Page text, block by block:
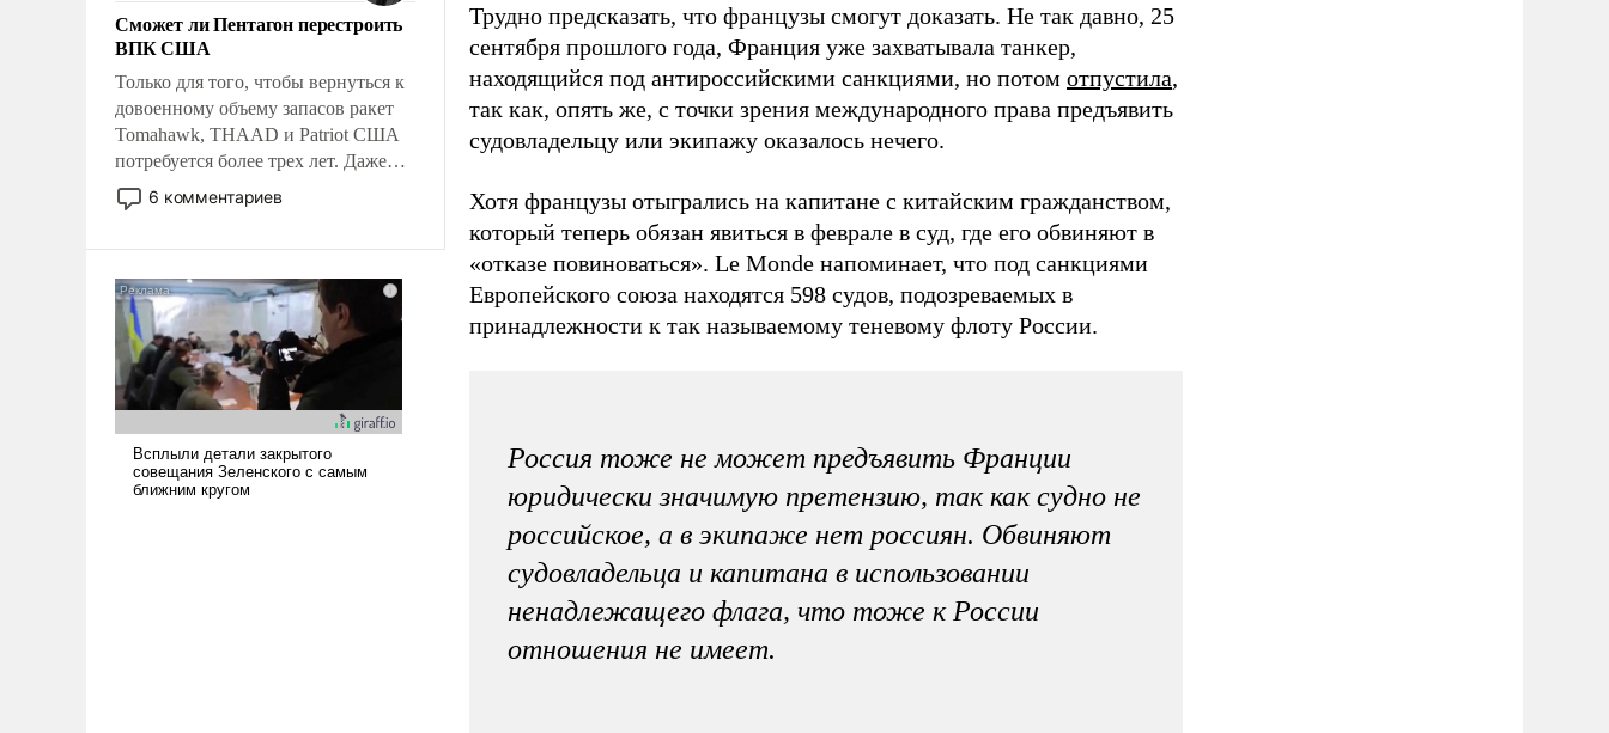
Сможет ли Пентагон перестроить
ВПК США
Только для того, чтобы вернуться к
довоенному объему запасов ракет
Tomahawk, THAAD и Patriot США
потребуется более трех лет. Даже
небольшая война с Ираном
опустошила американские
уязвимости США, например, перед
Китаем.
6 комментариев
Трудно предсказать, что французы смогут доказать. Не так давно, 25
сентября прошлого года, Франция уже захватывала танкер,
находящийся под антироссийскими санкциями, но потом отпустила,
так как, опять же, с точки зрения международного права предъявить
судовладельцу или экипажу оказалось нечего.
Хотя французы отыгрались на капитане с китайским гражданством,
который теперь обязан явиться в феврале в суд, где его обвиняют в
«отказе повиноваться». Le Monde напоминает, что под санкциями
Европейского союза находятся 598 судов, подозреваемых в
принадлежности к так называемому теневому флоту России.
Россия тоже не может предъявить Франции
юридически значимую претензию, так как судно не
российское, а в экипаже нет россиян. Обвиняют
судовладельца и капитана в использовании
ненадлежащего флага, что тоже к России
отношения не имеет.